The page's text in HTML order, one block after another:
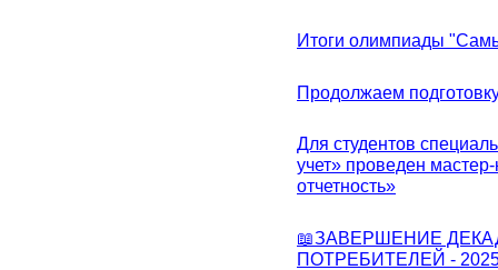
Итоги олимпиады
Продолжаем
Для студентов
учет» проведен
отчетность»
📖ЗАВЕРШЕНИЕ
ПОТРЕБИТЕЛЕЙ -